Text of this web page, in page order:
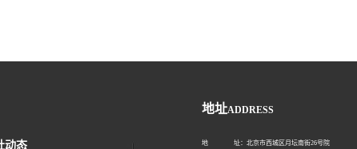
动态
地址ADDRESS
地 址：北京市西城区月坛南街26号院